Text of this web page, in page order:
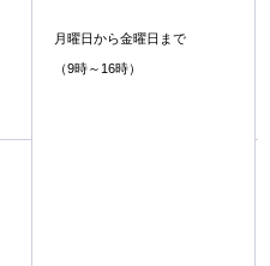
月曜日から金曜日まで
（9時～16時）